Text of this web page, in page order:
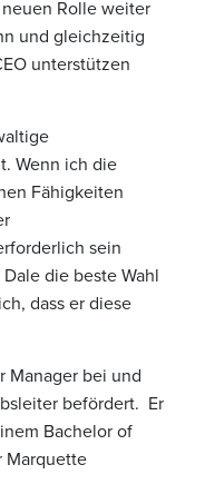
Rolle weiter
und gleichzeitig
unterstützen
Wenn ich die
Fähigkeiten
sein
die beste Wahl
dass er diese
Manager bei und
befördert. Er
Bachelor of
Marquette